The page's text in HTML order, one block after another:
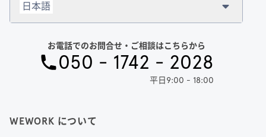
WEWORK について
お電話でのお問合せ・ご相談はこちらから
050 - 1742 - 2028
平日9:00 - 18:00
日本語